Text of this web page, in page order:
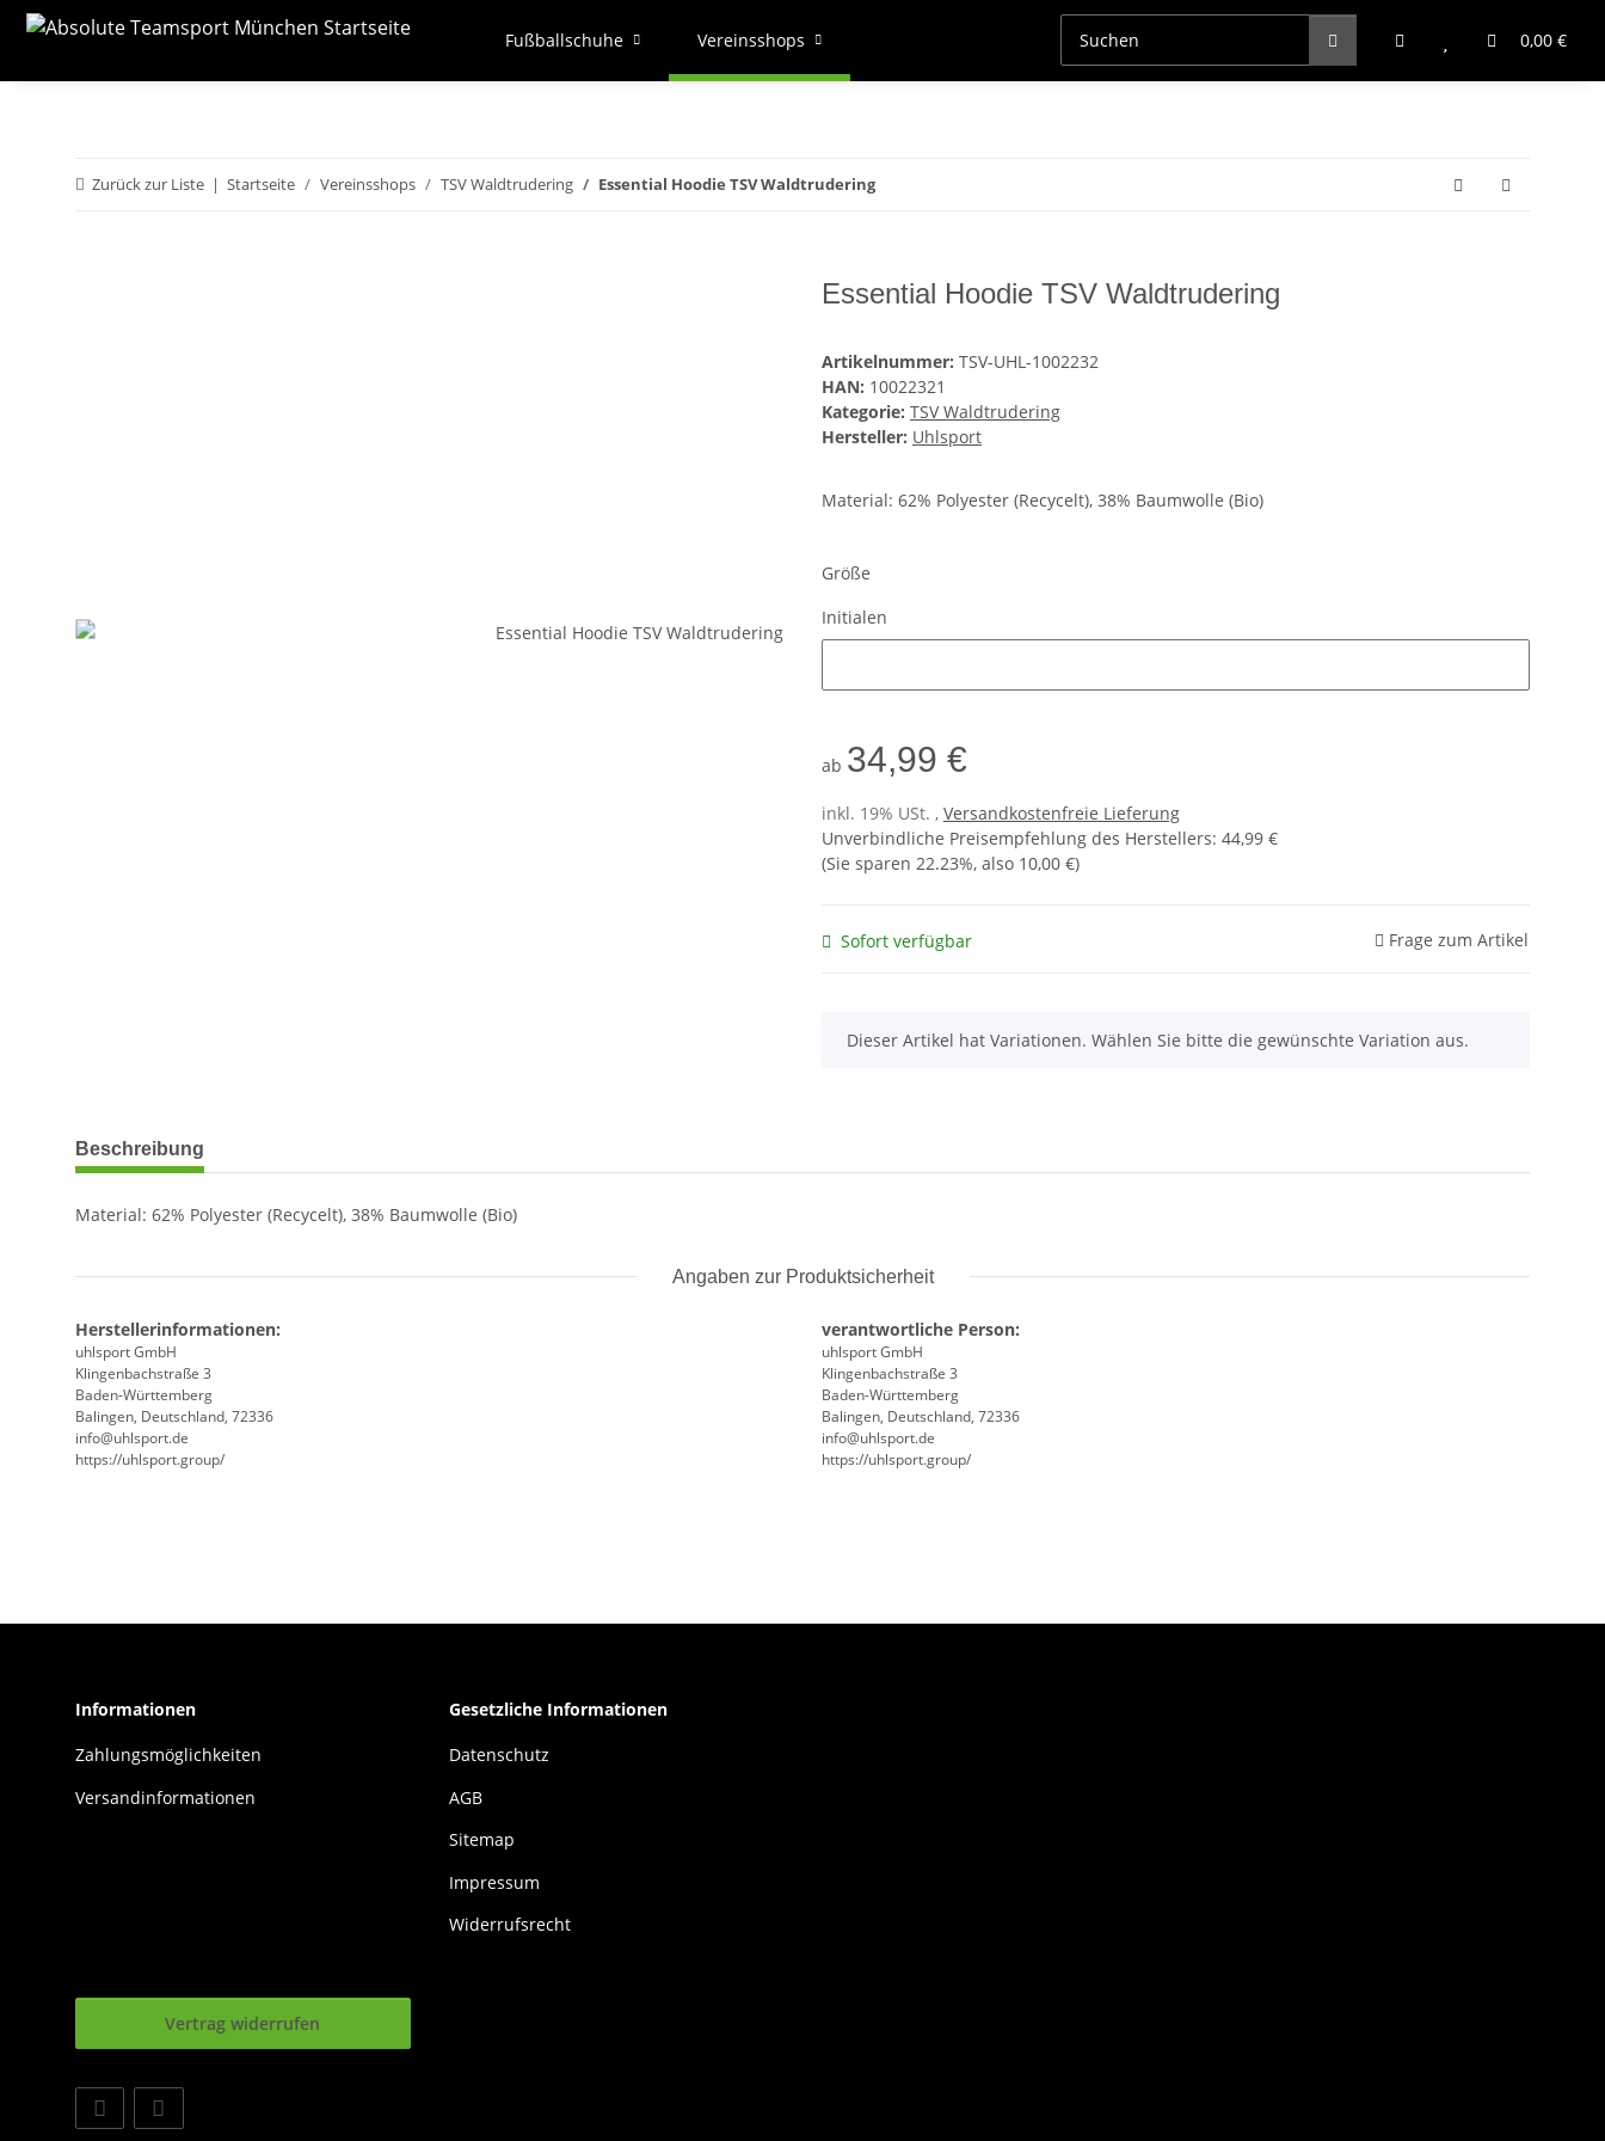
0,00 €
Fußballschuhe Vereinsshops
Zurück zur Liste Startseite Vereinsshops TSV Waldtrudering Essential Hoodie TSV Waldtrudering
Essential Hoodie TSV Waldtrudering
Artikelnummer: TSV-UHL-1002232
HAN: 10022321
Kategorie: TSV Waldtrudering
Hersteller: Uhlsport
Material: 62% Polyester (Recycelt), 38% Baumwolle (Bio)
Größe
Initialen
ab 34,99 €
inkl. 19% USt. , Versandkostenfreie Lieferung
Unverbindliche Preisempfehlung des Herstellers: 44,99 €
(Sie sparen 22.23%, also 10,00 €)
Sofort verfügbar Frage zum Artikel
x
Dieser Artikel hat Variationen. Wählen Sie bitte die gewünschte Variation aus.
weitere Registerkarten anzeigen
Beschreibung
Material: 62% Polyester (Recycelt), 38% Baumwolle (Bio)
Angaben zur Produktsicherheit
Herstellerinformationen:
uhlsport GmbH
Klingenbachstraße 3
Baden-Württemberg
Balingen, Deutschland, 72336
info@uhlsport.de
https://uhlsport.group/
verantwortliche Person:
uhlsport GmbH
Klingenbachstraße 3
Baden-Württemberg
Balingen, Deutschland, 72336
info@uhlsport.de
https://uhlsport.group/
Informationen
Zahlungsmöglichkeiten
Versandinformationen
Gesetzliche Informationen
Datenschutz
AGB
Sitemap
Impressum
Widerrufsrecht
Vertrag widerrufen